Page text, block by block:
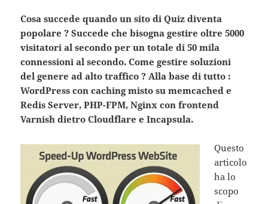
Cosa succede quando un sito di Quiz diventa
popolare ? Succede che bisogna gestire oltre 5000
visitatori al secondo per un totale di 50 mila
connessioni al secondo. Come gestire soluzioni
del genere ad alto traffico ? Alla base di tutto :
WordPress con caching misto su memcached e
Redis Server, PHP-FPM, Nginx con frontend
Varnish dietro Cloudflare e Incapsula.
Questo
articolo
ha lo
scopo